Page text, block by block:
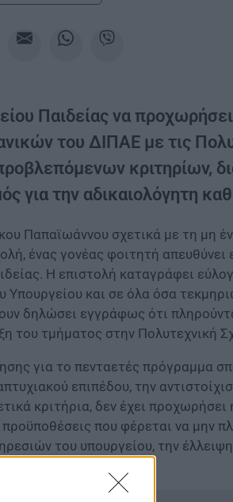
Παιδείας να
του ΔΙΠΑΕ με τις
κριτηρίων,
για την αδικαιολόγητη
Παπαϊωάννου σχετικά με τη μη
ένας γονέας φοιτητή απευθύνει
Η επιστολή καταγράφει
Υπουργείου και σε όλα όσα
δηλώσει εγγράφως ότι
του τμήματος στην Πολυτεχνική
για το πενταετές πρόγραμμα
επιπέδου, την
κριτήρια, δεν έχει προχωρήσει
που φέρεται να μην
του υπουργείου, την